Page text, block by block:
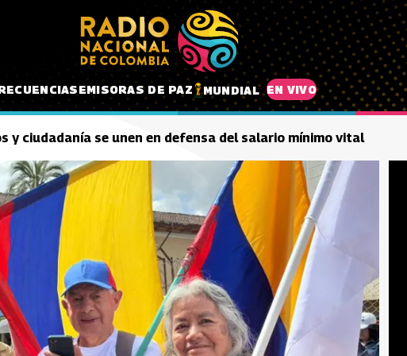
EMISORAS DE PAZ MUNDIAL EN VIVO
y ciudadanía se unen en defensa del salario mínimo vital